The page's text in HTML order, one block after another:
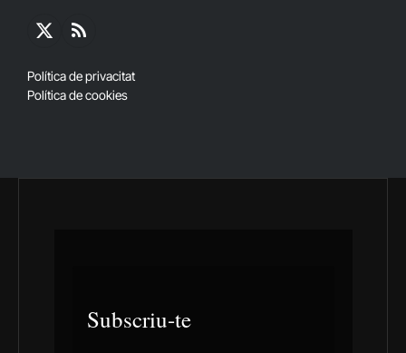
X
RSS
Política de privacitat
Política de cookies